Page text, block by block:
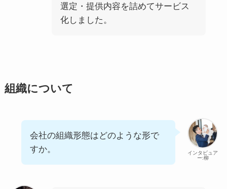
選定・提供内容を詰めてサービス
化しました。
組織について
インタビュア
ー:柳
会社の組織形態はどのような形で
すか。